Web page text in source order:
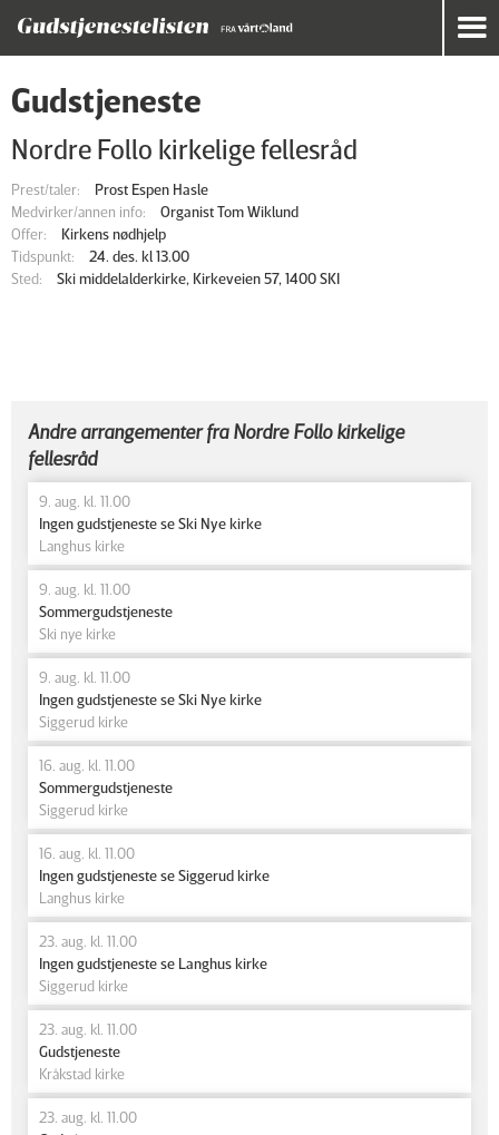
Gudstjeneste
Nordre Follo kirkelige fellesråd
Prest/taler:
Prost Espen Hasle
Medvirker/annen info:
Organist Tom Wiklund
Offer:
Kirkens nødhjelp
Tidspunkt:
24. des. kl 13.00
Sted:
Ski middelalderkirke, Kirkeveien 57, 1400 SKI
Andre arrangementer fra Nordre Follo kirkelige
fellesråd
9. aug. kl. 11.00
Ingen gudstjeneste se Ski Nye kirke
Langhus kirke
9. aug. kl. 11.00
Sommergudstjeneste
Ski nye kirke
9. aug. kl. 11.00
Ingen gudstjeneste se Ski Nye kirke
Siggerud kirke
16. aug. kl. 11.00
Sommergudstjeneste
Siggerud kirke
16. aug. kl. 11.00
Ingen gudstjeneste se Siggerud kirke
Langhus kirke
23. aug. kl. 11.00
Ingen gudstjeneste se Langhus kirke
Siggerud kirke
23. aug. kl. 11.00
Gudstjeneste
Kråkstad kirke
23. aug. kl. 11.00